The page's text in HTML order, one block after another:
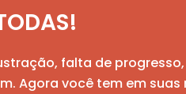
falta de
Agora você tem em suas